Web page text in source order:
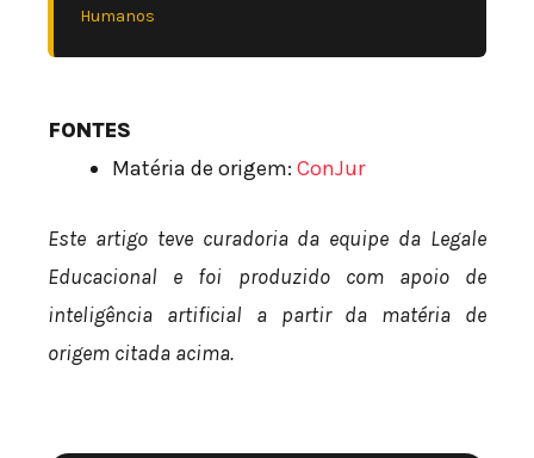
Humanos
FONTES
Matéria de origem: ConJur
Este artigo teve curadoria da equipe da Legale
Educacional e foi produzido com apoio de
inteligência artificial a partir da matéria de
origem citada acima.